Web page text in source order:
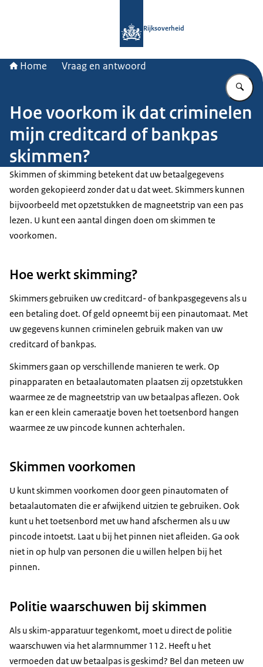
Rijksoverheid
Home Vraag en antwoord
Hoe voorkom ik dat criminelen
mijn creditcard of bankpas
skimmen?
Skimmen of skimming betekent dat uw betaalgegevens
worden gekopieerd zonder dat u dat weet. Skimmers kunnen
bijvoorbeeld met opzetstukken de magneetstrip van een pas
lezen. U kunt een aantal dingen doen om skimmen te
voorkomen.
Hoe werkt skimming?
Skimmers gebruiken uw creditcard- of bankpasgegevens als u
een betaling doet. Of geld opneemt bij een pinautomaat. Met
uw gegevens kunnen criminelen gebruik maken van uw
creditcard of bankpas.
Skimmers gaan op verschillende manieren te werk. Op
pinapparaten en betaalautomaten plaatsen zij opzetstukken
waarmee ze de magneetstrip van uw betaalpas aflezen. Ook
kan er een klein cameraatje boven het toetsenbord hangen
waarmee ze uw pincode kunnen achterhalen.
Skimmen voorkomen
U kunt skimmen voorkomen door geen pinautomaten of
betaalautomaten die er afwijkend uitzien te gebruiken. Ook
kunt u het toetsenbord met uw hand afschermen als u uw
pincode intoetst. Laat u bij het pinnen niet afleiden. Ga ook
niet in op hulp van personen die u willen helpen bij het
pinnen.
Politie waarschuwen bij skimmen
Als u skim-apparatuur tegenkomt, moet u direct de politie
waarschuwen via het alarmnummer 112. Heeft u het
vermoeden dat uw betaalpas is geskimd? Bel dan meteen uw